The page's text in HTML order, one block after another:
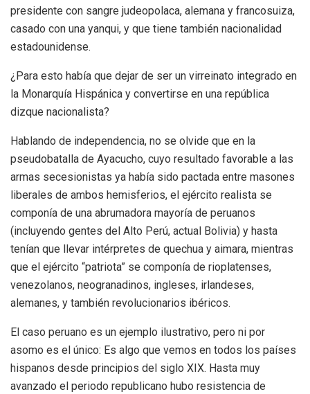
presidente con sangre judeopolaca, alemana y francosuiza,
casado con una yanqui, y que tiene también nacionalidad
estadounidense.
¿Para esto había que dejar de ser un virreinato integrado en
la Monarquía Hispánica y convertirse en una república
dizque nacionalista?
Hablando de independencia, no se olvide que en la
pseudobatalla de Ayacucho, cuyo resultado favorable a las
armas secesionistas ya había sido pactada entre masones
liberales de ambos hemisferios, el ejército realista se
componía de una abrumadora mayoría de peruanos
(incluyendo gentes del Alto Perú, actual Bolivia) y hasta
tenían que llevar intérpretes de quechua y aimara, mientras
que el ejército “patriota” se componía de rioplatenses,
venezolanos, neogranadinos, ingleses, irlandeses,
alemanes, y también revolucionarios ibéricos.
El caso peruano es un ejemplo ilustrativo, pero ni por
asomo es el único: Es algo que vemos en todos los países
hispanos desde principios del siglo XIX. Hasta muy
avanzado el periodo republicano hubo resistencia de